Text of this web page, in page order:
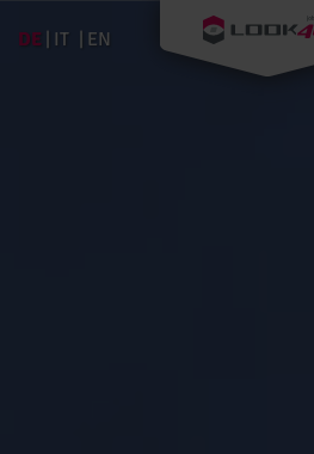
DE IT EN